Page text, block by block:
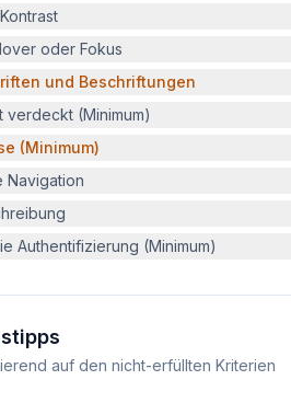
oder Fokus
und Beschriftungen
verdeckt (Minimum)
(Minimum)
Navigation
Authentifizierung (Minimum)
auf den nicht-erfüllten Kriterien